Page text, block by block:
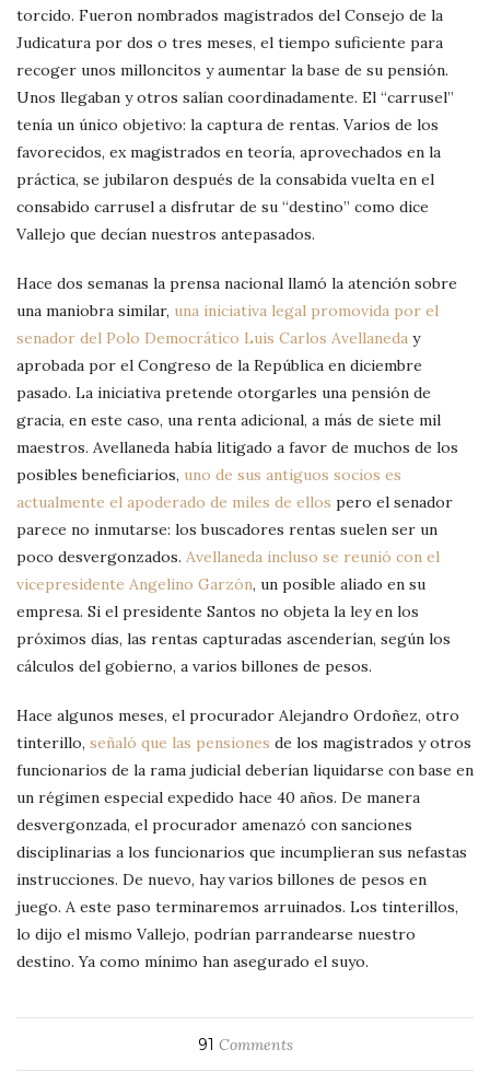
torcido. Fueron nombrados magistrados del Consejo de la
Judicatura por dos o tres meses, el tiempo suficiente para
recoger unos milloncitos y aumentar la base de su pensión.
Unos llegaban y otros salían coordinadamente. El “carrusel”
tenía un único objetivo: la captura de rentas. Varios de los
favorecidos, ex magistrados en teoría, aprovechados en la
práctica, se jubilaron después de la consabida vuelta en el
consabido carrusel a disfrutar de su “destino” como dice
Vallejo que decían nuestros antepasados.
Hace dos semanas la prensa nacional llamó la atención sobre
una maniobra similar, una iniciativa legal promovida por el
senador del Polo Democrático Luis Carlos Avellaneda y
aprobada por el Congreso de la República en diciembre
pasado. La iniciativa pretende otorgarles una pensión de
gracia, en este caso, una renta adicional, a más de siete mil
maestros. Avellaneda había litigado a favor de muchos de los
posibles beneficiarios, uno de sus antiguos socios es
actualmente el apoderado de miles de ellos pero el senador
parece no inmutarse: los buscadores rentas suelen ser un
poco desvergonzados. Avellaneda incluso se reunió con el
vicepresidente Angelino Garzón, un posible aliado en su
empresa. Si el presidente Santos no objeta la ley en los
próximos días, las rentas capturadas ascenderían, según los
cálculos del gobierno, a varios billones de pesos.
Hace algunos meses, el procurador Alejandro Ordoñez, otro
tinterillo, señaló que las pensiones de los magistrados y otros
funcionarios de la rama judicial deberían liquidarse con base en
un régimen especial expedido hace 40 años. De manera
desvergonzada, el procurador amenazó con sanciones
disciplinarias a los funcionarios que incumplieran sus nefastas
instrucciones. De nuevo, hay varios billones de pesos en
juego. A este paso terminaremos arruinados. Los tinterillos,
lo dijo el mismo Vallejo, podrían parrandearse nuestro
destino. Ya como mínimo han asegurado el suyo.
91 Comments